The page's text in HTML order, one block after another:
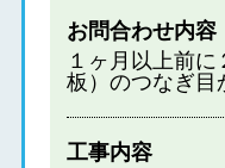
お問合わせ内容
１ヶ月以上前
板）のつなぎ目
工事内容